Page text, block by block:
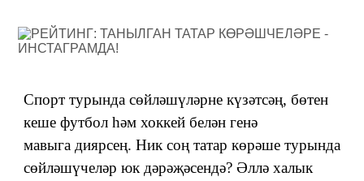
Спорт турында сөйләшүләрне күзәтсәң, бөтен
кеше футбол һәм хоккей белән генә
мавыга диярсең. Ник соң татар көрәше турында
сөйләшүчеләр юк дәрәҗәсендә? Әллә халык